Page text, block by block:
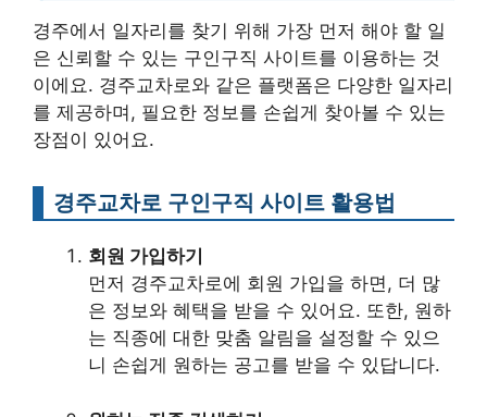
경주에서 일자리를 찾기 위해 가장 먼저 해야 할 일
은 신뢰할 수 있는 구인구직 사이트를 이용하는 것
이에요. 경주교차로와 같은 플랫폼은 다양한 일자리
를 제공하며, 필요한 정보를 손쉽게 찾아볼 수 있는
장점이 있어요.
경주교차로 구인구직 사이트 활용법
회원 가입하기
먼저 경주교차로에 회원 가입을 하면, 더 많
은 정보와 혜택을 받을 수 있어요. 또한, 원하
는 직종에 대한 맞춤 알림을 설정할 수 있으
니 손쉽게 원하는 공고를 받을 수 있답니다.